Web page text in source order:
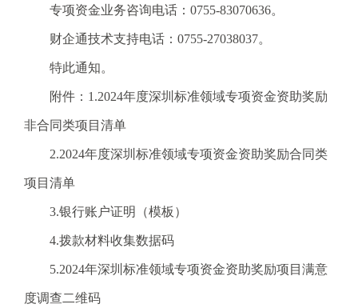
专项资金业务咨询电话：0755-83070636。
财企通技术支持电话：0755-27038037。
特此通知。
附件：1.2024年度深圳标准领域专项资金资助奖励
非合同类项目清单
2.2024年度深圳标准领域专项资金资助奖励合同类
项目清单
3.银行账户证明（模板）
4.拨款材料收集数据码
5.2024年深圳标准领域专项资金资助奖励项目满意
度调查二维码